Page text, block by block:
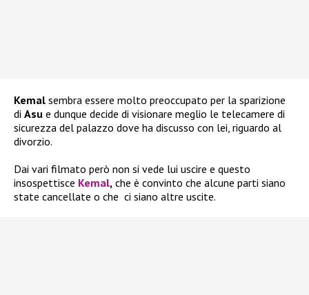
Kemal sembra essere molto preoccupato per la sparizione
di Asu e dunque decide di visionare meglio le telecamere di
sicurezza del palazzo dove ha discusso con lei, riguardo al
divorzio.
Dai vari filmato però non si vede lui uscire e questo
insospettisce Kemal, che è convinto che alcune parti siano
state cancellate o che ci siano altre uscite.